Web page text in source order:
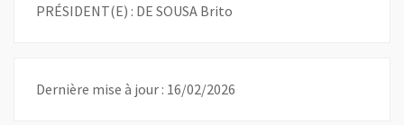
PRÉSIDENT(E) : DE SOUSA Brito
Dernière mise à jour : 16/02/2026